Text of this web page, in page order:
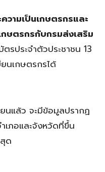
วามเป็นเกษตรกรและ
กษตรกรกับกรมส่งเสริม
รประจำตัวประชาชน 13
นเกษตรกรได้
นแล้ว จะมีข้อมูลปรากฏ
เภอและจังหวัดที่ขึ้น
ด